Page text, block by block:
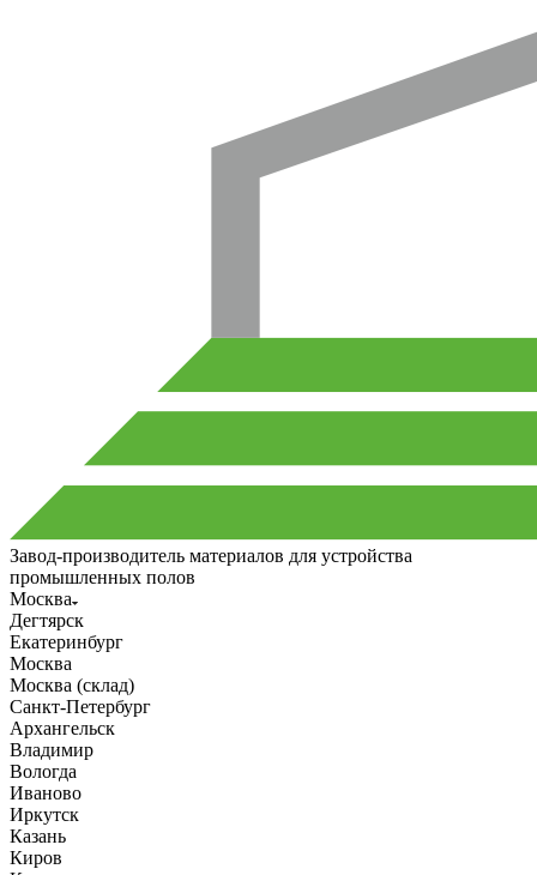
Завод-производитель материалов для устройства
промышленных полов
Москва
Дегтярск
Екатеринбург
Москва
Москва (склад)
Санкт-Петербург
Архангельск
Владимир
Вологда
Иваново
Иркутск
Казань
Киров